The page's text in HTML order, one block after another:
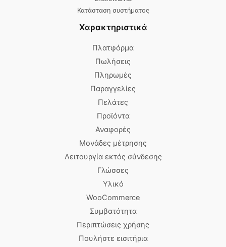
Κατάσταση συστήματος
Χαρακτηριστικά
Πλατφόρμα
Πωλήσεις
Πληρωμές
Παραγγελίες
Πελάτες
Προϊόντα
Αναφορές
Μονάδες μέτρησης
Λειτουργία εκτός σύνδεσης
Γλώσσες
Υλικό
WooCommerce
Συμβατότητα
Περιπτώσεις χρήσης
Πουλήστε εισιτήρια